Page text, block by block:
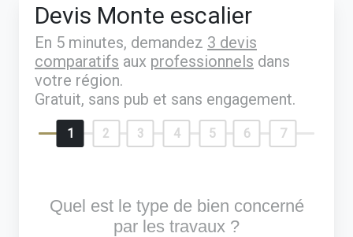
Devis Monte escalier
En 5 minutes, demandez 3 devis
comparatifs aux professionnels dans
votre région.
Gratuit, sans pub et sans engagement.
1 2 3 4 5 6 7
Quel est le type de bien concerné
par les travaux ?